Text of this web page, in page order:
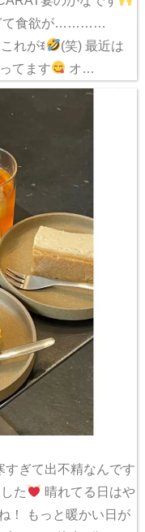
て食欲が…………
れがꉂ
(笑) 最近は
てます オ…
すぎて出不精なんです
た
晴れてる日はや
！ もっと暖かい日が